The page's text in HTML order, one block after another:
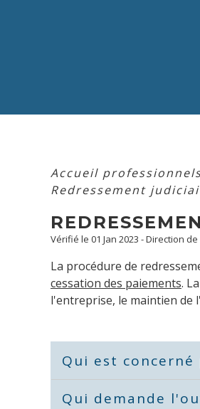
Accueil
Redressement
Vérifié le 01 Jan 2023 - Direction
La procédure de
cessation des paiements.
l'entreprise, le maintien de
Qui est
Qui demande